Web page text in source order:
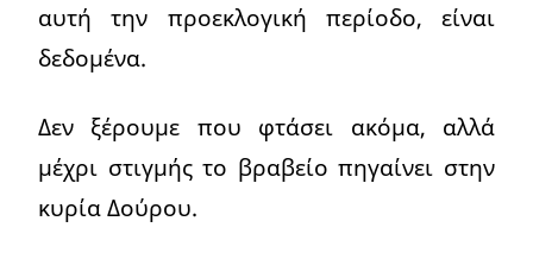
αυτή την προεκλογική περίοδο, είναι
δεδομένα.
Δεν ξέρουμε που φτάσει ακόμα, αλλά
μέχρι στιγμής το βραβείο πηγαίνει στην
κυρία Δούρου.